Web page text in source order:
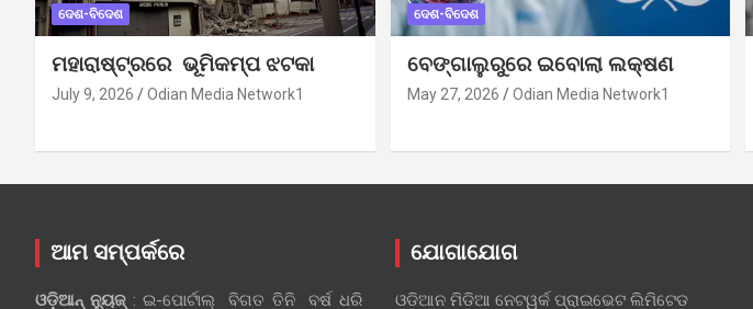
ଦେଶ-ବିଦେଶ
ମହାରାଷ୍ଟ୍ରରେ ଭୂମିକମ୍ପ ଝଟକା
July 9, 2026 Odian Media Network1
ଦେଶ-ବିଦେଶ
ବେଙ୍ଗାଲୁରୁରେ ଇବୋଲା ଲକ୍ଷଣ
May 27, 2026 Odian Media Network1
ଆମ ସମ୍ପର୍କରେ
ଓଡ଼ିଆନ୍‍ ନ୍ୟୁଜ୍‍: ଇ-ପୋର୍ଟାଲ୍ ବିଗତ ତିନି ବର୍ଷ ଧରି
ଯୋଗାଯୋଗ
ଓଡିଆନ ମିଡିଆ ନେଟୱର୍କ ପ୍ରାଇଭେଟ ଲିମିଟେଡ